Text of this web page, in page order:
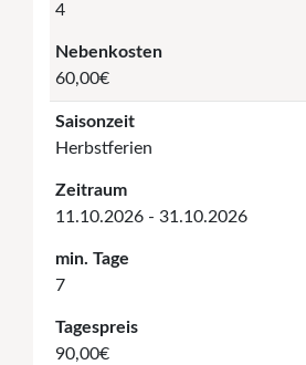
4
Nebenkosten
60,00€
Saisonzeit
Herbstferien
Zeitraum
11.10.2026 - 31.10.2026
min. Tage
7
Tagespreis
90,00€